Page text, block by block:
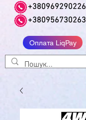
+380969290226
+380956730263
Оплата LiqPay